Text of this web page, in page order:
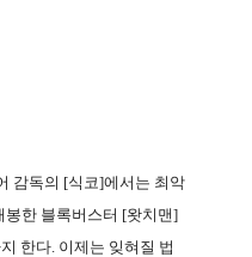
감독의 [식코]에서는 최악
봉한 블록버스터 [왓치맨]
한다. 이제는 잊혀질 법